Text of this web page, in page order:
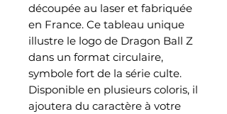
découpée au laser et fabriquée
en France. Ce tableau unique
illustre le logo de Dragon Ball Z
dans un format circulaire,
symbole fort de la série culte.
Disponible en plusieurs coloris, il
ajoutera du caractère à votre